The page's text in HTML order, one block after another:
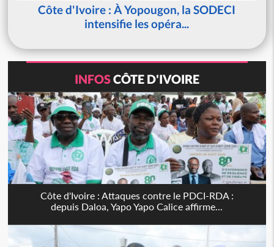
Côte d'Ivoire : À Yopougon, la SODECI
intensifie les opéra...
INFOSCÔTE D'IVOIRE
Côte d'Ivoire : Attaques contre le PDCI-RDA :
depuis Daloa, Yapo Yapo Calice affirme...